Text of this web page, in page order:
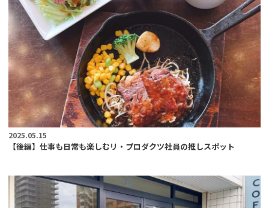
2025.05.15
【後編】仕事も日常も楽しむリ・プロダクツ社員の推しスポット